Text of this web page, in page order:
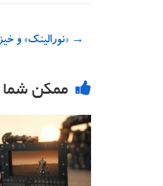
→ «نورالینک» و
ممکن